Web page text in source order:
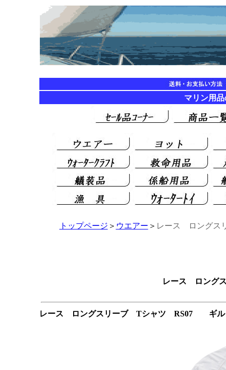
マリン用
トップページ ＞ ウエアー ＞ レース ロングス
レース ロング
レース ロングスリーブ Tシャツ RS07 ギル